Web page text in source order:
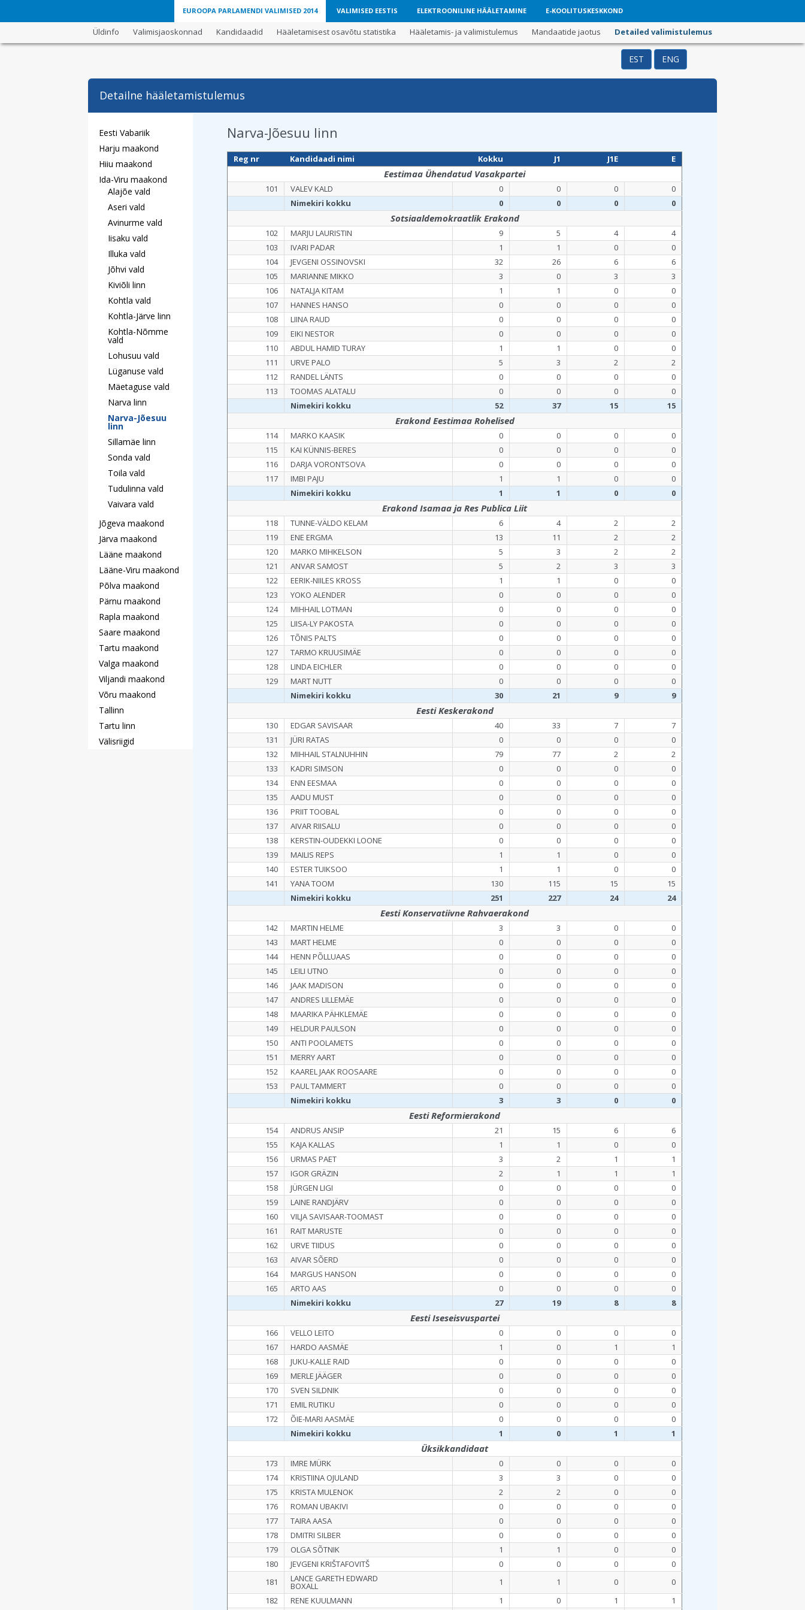
EUROOPA PARLAMENDI VALIMISED 2014 VALIMISED EESTIS ELEKTROONILINE HÄÄLETAMINE E-KOOLITUSKESKKOND
Üldinfo Valimisjaoskonnad Kandidaadid Hääletamisest osavõtu statistika Hääletamis- ja valimistulemus Mandaatide jaotus Detailed valimistulemus
EST ENG
Detailne hääletamistulemus
Eesti Vabariik
Harju maakond
Hiiu maakond
Ida-Viru maakond
Alajõe vald
Aseri vald
Avinurme vald
Iisaku vald
Illuka vald
Jõhvi vald
Kiviõli linn
Kohtla vald
Kohtla-Järve linn
Kohtla-Nõmme
vald
Lohusuu vald
Lüganuse vald
Mäetaguse vald
Narva linn
Narva-Jõesuu
linn
Sillamäe linn
Sonda vald
Toila vald
Tudulinna vald
Vaivara vald
Jõgeva maakond
Järva maakond
Lääne maakond
Lääne-Viru maakond
Põlva maakond
Pärnu maakond
Rapla maakond
Saare maakond
Tartu maakond
Valga maakond
Viljandi maakond
Võru maakond
Tallinn
Tartu linn
Välisriigid
Narva-Jõesuu linn
Reg nr Kandidaadi nimi Kokku J1 J1E E
Eestimaa Ühendatud Vasakpartei
101 VALEV KALD 0 0 0
0
Nimekiri kokku
0 0 0 0
Sotsiaaldemokraatlik Erakond
102 MARJU LAURISTIN 9 5 4
4
103
IVARI PADAR 1 1 0
0
104
JEVGENI OSSINOVSKI 32 26 6
6
105
MARIANNE MIKKO 3 0 3
3
106
NATALJA KITAM 1 1 0
0
107
HANNES HANSO 0 0 0
0
108
LIINA RAUD 0 0 0
0
109
EIKI NESTOR 0 0 0
0
110
ABDUL HAMID TURAY 1 1 0
0
111
URVE PALO 5 3 2
2
112
RANDEL LÄNTS 0 0 0
0
113
TOOMAS ALATALU 0 0 0
0
Nimekiri kokku
52 37 15 15
Erakond Eestimaa Rohelised
114 MARKO KAASIK 0 0 0
0
115
KAI KÜNNIS-BERES 0 0 0
0
116
DARJA VORONTSOVA 0 0 0
0
117
IMBI PAJU 1 1 0
0
Nimekiri kokku
1 1 0 0
Erakond Isamaa ja Res Publica Liit
118 TUNNE-VÄLDO KELAM 6 4 2
2
119
ENE ERGMA 13 11 2
2
120
MARKO MIHKELSON 5 3 2
2
121
ANVAR SAMOST 5 2 3
3
122
EERIK-NIILES KROSS 1 1 0
0
123
YOKO ALENDER 0 0 0
0
124
MIHHAIL LOTMAN 0 0 0
0
125
LIISA-LY PAKOSTA 0 0 0
0
126
TÕNIS PALTS 0 0 0
0
127
TARMO KRUUSIMÄE 0 0 0
0
128
LINDA EICHLER 0 0 0
0
129
MART NUTT 0 0 0
0
Nimekiri kokku
30 21 9 9
Eesti Keskerakond
130 EDGAR SAVISAAR 40 33 7
7
131
JÜRI RATAS 0 0 0
0
132
MIHHAIL STALNUHHIN 79 77 2
2
133
KADRI SIMSON 0 0 0
0
134
ENN EESMAA 0 0 0
0
135
AADU MUST 0 0 0
0
136
PRIIT TOOBAL 0 0 0
0
137
AIVAR RIISALU 0 0 0
0
138
KERSTIN-OUDEKKI LOONE 0 0 0
0
139
MAILIS REPS 1 1 0
0
140
ESTER TUIKSOO 1 1 0
0
141
YANA TOOM 130 115 15
15
Nimekiri kokku
251 227 24 24
Eesti Konservatiivne Rahvaerakond
142 MARTIN HELME 3 3 0
0
143
MART HELME 0 0 0
0
144
HENN PÕLLUAAS 0 0 0
0
145
LEILI UTNO 0 0 0
0
146
JAAK MADISON 0 0 0
0
147
ANDRES LILLEMÄE 0 0 0
0
148
MAARIKA PÄHKLEMÄE 0 0 0
0
149
HELDUR PAULSON 0 0 0
0
150
ANTI POOLAMETS 0 0 0
0
151
MERRY AART 0 0 0
0
152
KAAREL JAAK ROOSAARE 0 0 0
0
153
PAUL TAMMERT 0 0 0
0
Nimekiri kokku
3 3 0 0
Eesti Reformierakond
154 ANDRUS ANSIP 21 15 6
6
155
KAJA KALLAS 1 1 0
0
156
URMAS PAET 3 2 1
1
157
IGOR GRÄZIN 2 1 1
1
158
JÜRGEN LIGI 0 0 0
0
159
LAINE RANDJÄRV 0 0 0
0
160
VILJA SAVISAAR-TOOMAST 0 0 0
0
161
RAIT MARUSTE 0 0 0
0
162
URVE TIIDUS 0 0 0
0
163
AIVAR SÕERD 0 0 0
0
164
MARGUS HANSON 0 0 0
0
165
ARTO AAS 0 0 0
0
Nimekiri kokku
27 19 8 8
Eesti Iseseisvuspartei
166 VELLO LEITO 0 0 0
0
167
HARDO AASMÄE 1 0 1
1
168
JUKU-KALLE RAID 0 0 0
0
169
MERLE JÄÄGER 0 0 0
0
170
SVEN SILDNIK 0 0 0
0
171
EMIL RUTIKU 0 0 0
0
172
ÕIE-MARI AASMÄE 0 0 0
0
Nimekiri kokku
1 0 1 1
Üksikkandidaat
173 IMRE MÜRK 0 0 0
0
174
KRISTIINA OJULAND 3 3 0
0
175
KRISTA MULENOK 2 2 0
0
176
ROMAN UBAKIVI 0 0 0
0
177
TAIRA AASA 0 0 0
0
178
DMITRI SILBER 0 0 0
0
179
OLGA SÕTNIK 1 1 0
0
180
JEVGENI KRIŠTAFOVITŠ 0 0 0
0
181
LANCE GARETH EDWARD
BOXALL 1 1 0
0
182
RENE KUULMANN 1 0 1
1